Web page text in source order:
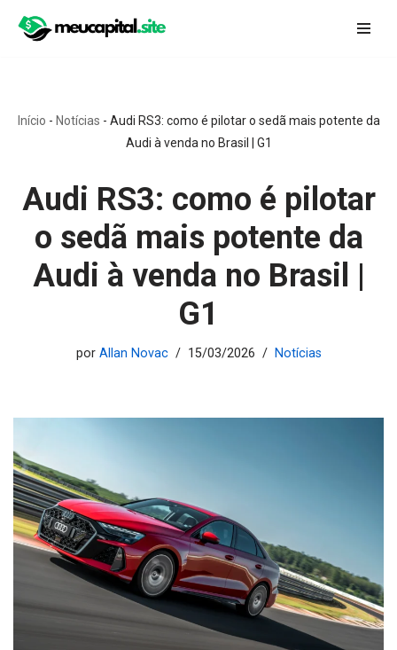
conteúdo
Início - Notícias - Audi RS3: como é pilotar o sedã mais potente da
Audi à venda no Brasil | G1
Audi RS3: como é pilotar
o sedã mais potente da
Audi à venda no Brasil |
G1
por Allan Novac 15/03/2026 Notícias